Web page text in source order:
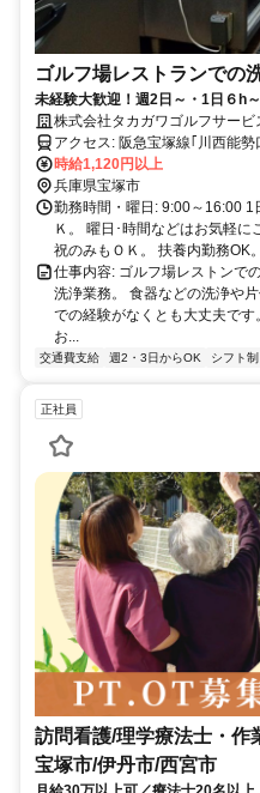
ゴルフ場レストランでの
未経験大歓迎！週2日～・1日６h
制！16時迄の勤務！簡単なレスト
株式会社タカガワゴルフサー
アクセス: 阪急宝塚線｢川
時給1,120円以上
兵庫県宝塚市
勤務時間・曜日: 9:00～16:00 1
Ｋ。 曜日･時間などはお気軽に
祝のみもＯＫ。 扶養内勤務OK
仕事内容: ゴルフ場レストンで
洗浄業務。 食器などの洗浄や
での経験がなくとも大丈夫で
お...
交通費支給 週2・3日からOK シフト制
正社員
訪問看護/理学療法士・作
宝塚市/伊丹市/西宮市